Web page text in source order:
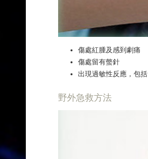
傷處紅腫及感到劇痛
傷處留有螫針
出現過敏性反應，包
野外急救方法